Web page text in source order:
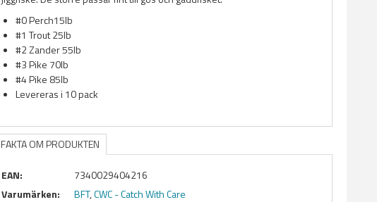
#0 Perch15lb
#1 Trout 25lb
#2 Zander 55lb
#3 Pike 70lb
#4 Pike 85lb
Levereras i 10 pack
FAKTA OM PRODUKTEN
EAN:
7340029404216
Varumärken:
BFT,CWC - Catch With Care